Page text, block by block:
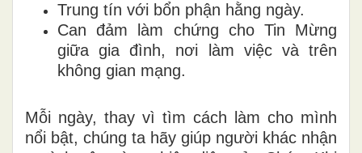
Trung tín với bổn phận hằng ngày.
Can đảm làm chứng cho Tin Mừng
giữa gia đình, nơi làm việc và trên
không gian mạng.
Mỗi ngày, thay vì tìm cách làm cho mình
nổi bật, chúng ta hãy giúp người khác nhận